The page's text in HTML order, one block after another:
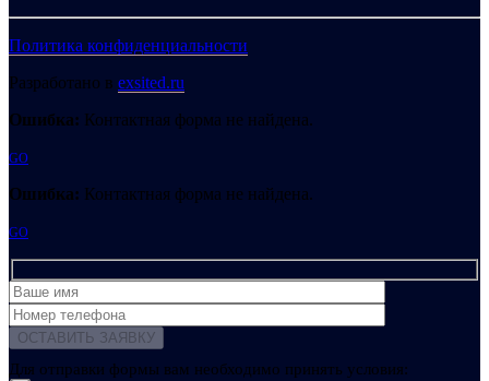
Политика конфиденциальности
Разработано в exsited.ru
Ошибка: Контактная форма не найдена.
GO
Ошибка: Контактная форма не найдена.
GO
Для отправки формы вам необходимо принять условия: